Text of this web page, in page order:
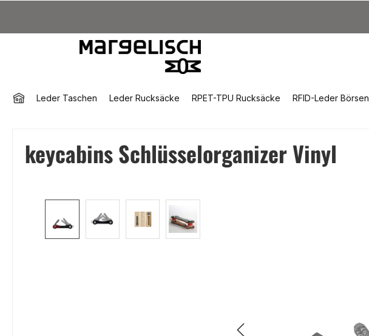
Leder Taschen Leder Rucksäcke RPET-TPU Rucksäcke RFID-Leder Börsen
keycabins Schlüsselorganizer Vinyl
Bildergalerie überspringen